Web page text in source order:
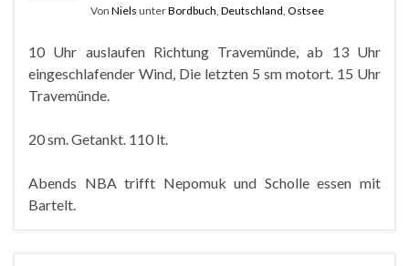
Von Niels unterBordbuch Deutschland Ostsee
10 Uhr auslaufen Richtung Travemünde, ab 13 Uhr
eingeschlafender Wind, Die letzten 5 sm motort. 15 Uhr
Travemünde.
20 sm. Getankt. 110 lt.
Abends NBA trifft Nepomuk und Scholle essen mit
Bartelt.